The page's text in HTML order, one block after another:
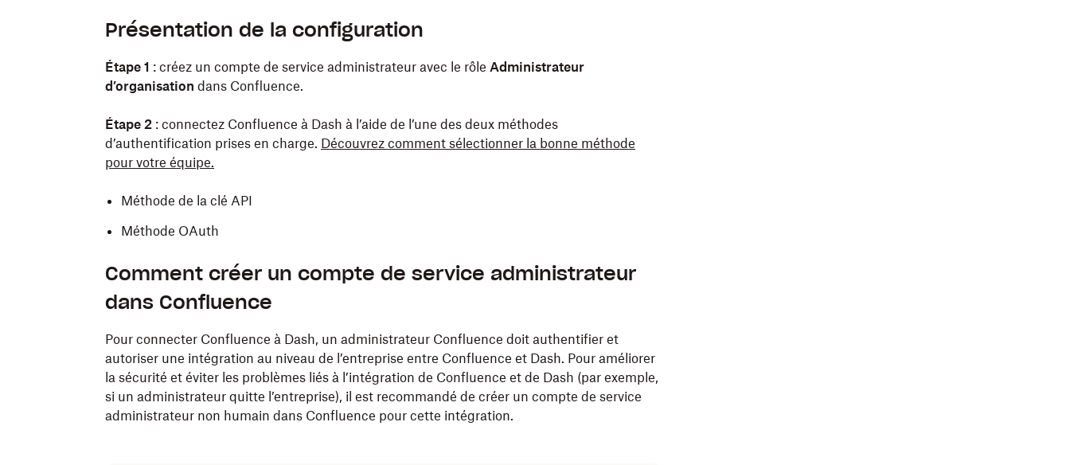
Présentation de la configuration
Étape 1 : créez un compte de service administrateur avec le rôle Administrateur
d’organisation dans Confluence.
Étape 2 : connectez Confluence à Dash à l’aide de l’une des deux méthodes
d’authentification prises en charge. Découvrez comment sélectionner la bonne méthode
pour votre équipe.
Méthode de la clé API
Méthode OAuth
Comment créer un compte de service administrateur
dans Confluence
Pour connecter Confluence à Dash, un administrateur Confluence doit authentifier et
autoriser une intégration au niveau de l’entreprise entre Confluence et Dash. Pour améliorer
la sécurité et éviter les problèmes liés à l’intégration de Confluence et de Dash (par exemple,
si un administrateur quitte l’entreprise), il est recommandé de créer un compte de service
administrateur non humain dans Confluence pour cette intégration.